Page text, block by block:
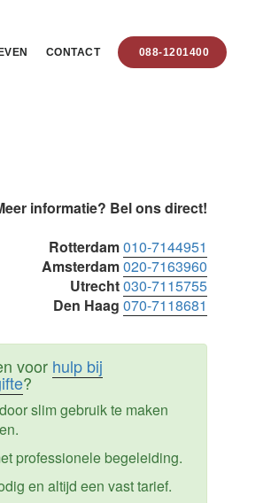
CONTACT 088-1201400
informatie? Bel ons direct!
Rotterdam010-7144951
Amsterdam020-7163960
Utrecht030-7115755
Den Haag 070-7118681
voor hulp bij
?
slim gebruik te maken
professionele begeleiding.
en altijd een vast tarief.